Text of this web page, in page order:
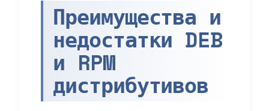
Преимущества и
недостатки DEB
и RPM
дистрибутивов